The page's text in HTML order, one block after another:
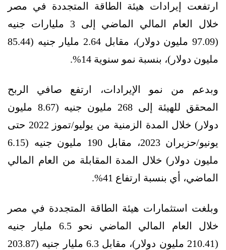
ارتفعت إيرادات هيئة الطاقة المتجددة في مصر
خلال العام المالي الماضي إلى 3 مليارات جنيه
(97.09 مليون دولار)، مقابل 2.64 مليار جنيه (85.44
مليون دولار)، بنسبة نمو سنوية 14%.
وبدعم من نمو الإيرادات، ارتفع صافي الربح
المحقق للهيئة إلى 268 مليون جنيه (8.67 مليون
دولار) خلال المدة الزمنية من يوليو/تموز 2022 حتى
يونيو/حزيران 2023، مقابل 190 مليون جنيه (6.15
مليون دولار) خلال المدة المقابلة من العام المالي
الماضي، أي بنسبة ارتفاع 41%.
وبلغت استثمارات هيئة الطاقة المتجددة في مصر
خلال العام المالي الماضي نحو 6.5 مليار جنيه
(210.41 مليون دولار)، مقابل 6.3 مليار جنيه (203.87